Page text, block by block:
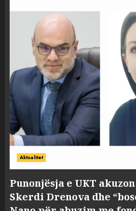
Aktualitet
Punonjësja e UKT
Skerdi Drenova dhe